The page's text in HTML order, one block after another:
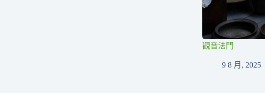
觀音法門
9 8 月, 2025